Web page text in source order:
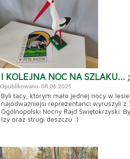
I KOLEJNA NOC NA SZLAKU...
Opublikowano: 08.06.2025
Byli tacy, którym mało jednej nocy w
najodważniejsi reprezentanci wyruszyli z
Ogólnopolski Nocny Rajd Świętokrzyski.
łzy oraz strugi deszczu :)